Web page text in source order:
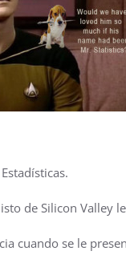
de Silicon Valley
cuando se le